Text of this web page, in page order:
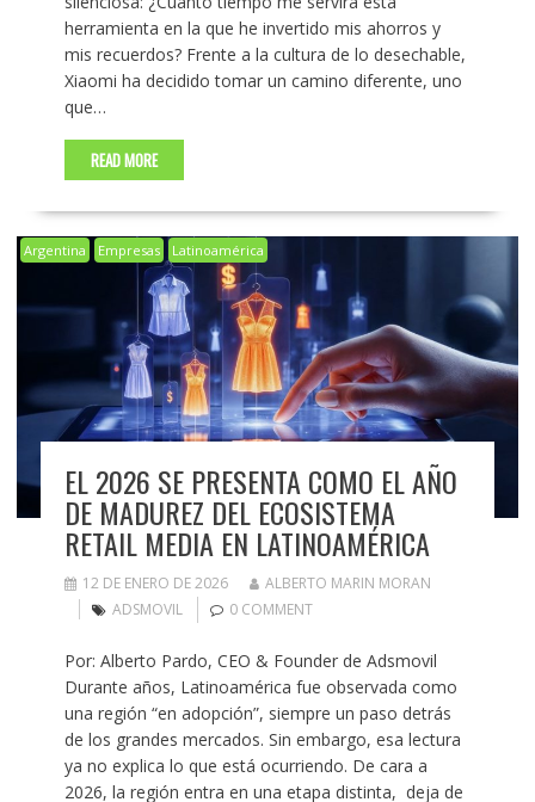
herramienta en la que he invertido mis ahorros y
mis recuerdos? Frente a la cultura de lo desechable,
Xiaomi ha decidido tomar un camino diferente, uno
que…
READ MORE
Argentina Empresas Latinoamérica
EL 2026 SE PRESENTA COMO EL AÑO
DE MADUREZ DEL ECOSISTEMA
RETAIL MEDIA EN LATINOAMÉRICA
12 DE ENERO DE 2026
ALBERTO MARIN MORAN
ADSMOVIL
0 COMMENT
Por: Alberto Pardo, CEO & Founder de Adsmovil
Durante años, Latinoamérica fue observada como
una región “en adopción”, siempre un paso detrás
de los grandes mercados. Sin embargo, esa lectura
ya no explica lo que está ocurriendo. De cara a
2026, la región entra en una etapa distinta, deja de